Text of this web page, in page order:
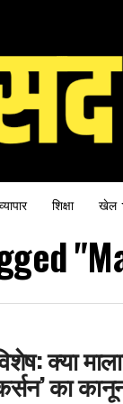
व्यापार शिक्षा खेल
क्या
का